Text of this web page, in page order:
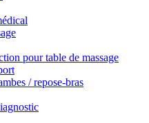
pour table de massage
/ repose-bras